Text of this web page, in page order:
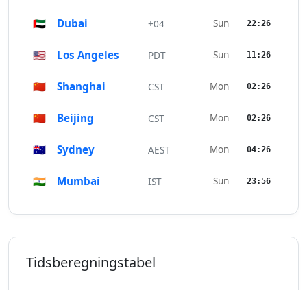
🇦🇪 Dubai +04 Sun 22:26
🇺🇸 Los Angeles PDT Sun 11:26
🇨🇳 Shanghai CST Mon 02:26
🇨🇳 Beijing CST Mon 02:26
🇦🇺 Sydney AEST Mon 04:26
🇮🇳 Mumbai IST Sun 23:56
Tidsberegningstabel